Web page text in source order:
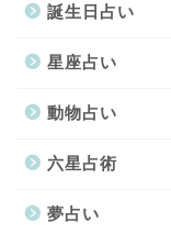
誕生日占い
星座占い
動物占い
六星占術
夢占い